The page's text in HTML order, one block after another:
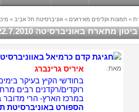
> תמונות וקליפים מאירועים > אוניברסיטת תל אביב >
מתארח באוניברסיטה 22.7.2010
חגיגת קדם כרמיאל
מאת:
איריס גרינברג
בחודשי הקיץ בעיקר
רוקדים/רקדנים רבים
במרכז הארץ- הרי מדובר
הספורט באוניברסיטת